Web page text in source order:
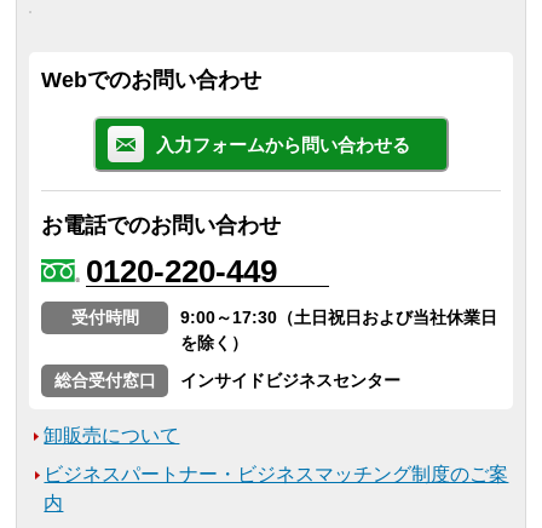
Webでのお問い合わせ
入力フォームから問い合わせる
お電話でのお問い合わせ
0120-220-449
受付時間
9:00～17:30（土日祝日および当社休業日
を除く）
総合受付窓口
インサイドビジネスセンター
卸販売について
ビジネスパートナー・ビジネスマッチング制度のご案
内